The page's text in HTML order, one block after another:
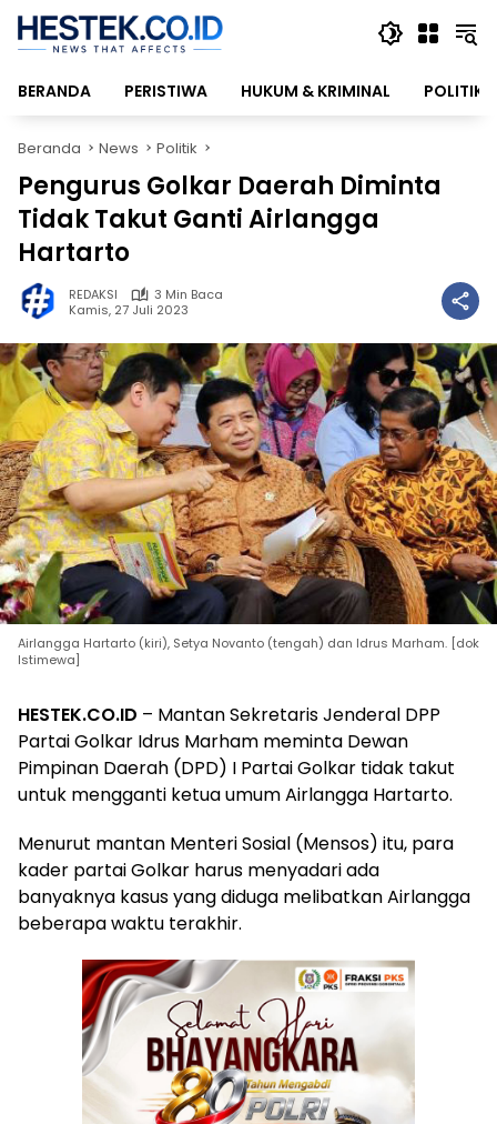
Langsung
konten
BERANDA
PERISTIWA HUKUM & KRIMINAL POLITIK
Beranda News Politik
Pengurus Golkar Daerah Diminta
Tidak Takut Ganti Airlangga
Hartarto
REDAKSI
3 Min Baca
Kamis, 27 Juli 2023
Airlangga Hartarto (kiri), Setya Novanto (tengah) dan Idrus Marham. [dok
Istimewa]
HESTEK.CO.ID – Mantan Sekretaris Jenderal DPP
Partai Golkar Idrus Marham meminta Dewan
Pimpinan Daerah (DPD) I Partai Golkar tidak takut
untuk mengganti ketua umum Airlangga Hartarto.
Menurut mantan Menteri Sosial (Mensos) itu, para
kader partai Golkar harus menyadari ada
banyaknya kasus yang diduga melibatkan Airlangga
beberapa waktu terakhir.